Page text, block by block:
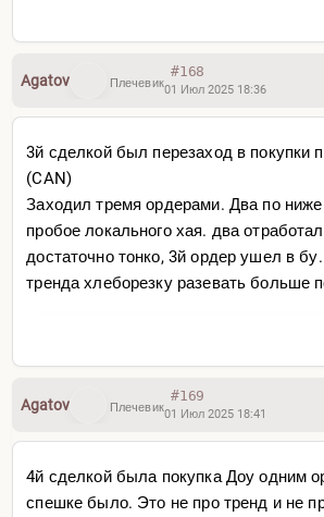
Agatov Плечевик
#168
01 Июл 2025 18:36
3й сделкой был перезаход в покупки
(CAN)
Заходил тремя ордерами. Два по ниже
пробое локального хая. два
достаточно тонко, 3й ордер ушел в
тренда хлеборезку разевать больше
Agatov Плечевик
#169
01 Июл 2025 18:41
4й сделкой была покупка Доу одним
спешке было. Это не про тренд и не